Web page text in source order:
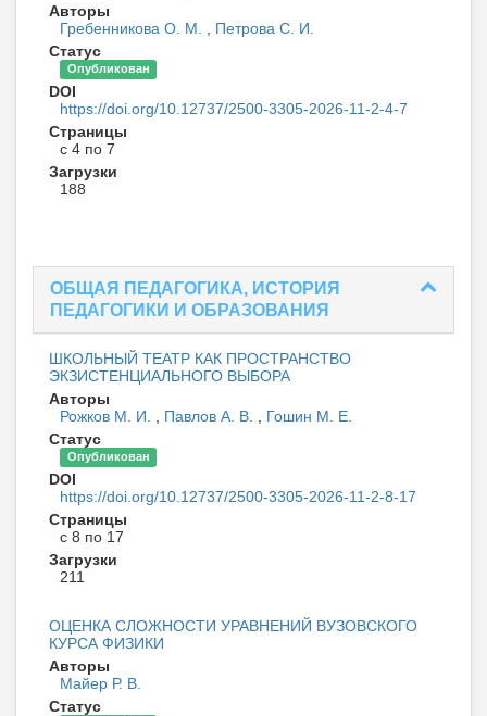
Авторы
Гребенникова О. М.
Петрова С. И.
Статус
Опубликован
DOI
https://doi.org/10.12737/2500-3305-2026-11-2-4-7
Страницы
с 4 по 7
Загрузки
188
ОБЩАЯ ПЕДАГОГИКА, ИСТОРИЯ
ПЕДАГОГИКИ И ОБРАЗОВАНИЯ
ШКОЛЬНЫЙ ТЕАТР КАК ПРОСТРАНСТВО
ЭКЗИСТЕНЦИАЛЬНОГО ВЫБОРА
Авторы
Рожков М. И.
Павлов А. В.
Гошин М. Е.
Статус
Опубликован
DOI
https://doi.org/10.12737/2500-3305-2026-11-2-8-17
Страницы
с 8 по 17
Загрузки
211
ОЦЕНКА СЛОЖНОСТИ УРАВНЕНИЙ ВУЗОВСКОГО
КУРСА ФИЗИКИ
Авторы
Майер Р. В.
Статус